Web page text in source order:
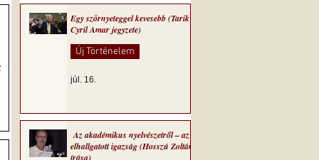
Egy szörnyeteggel kevesebb (Tarik
Cyril Amar jegyzete)
Új Történelem
júl. 16.
Az akadémikus nyelvészetről – az
elhallgatott igazság (Hosszú Zoltán
írása)